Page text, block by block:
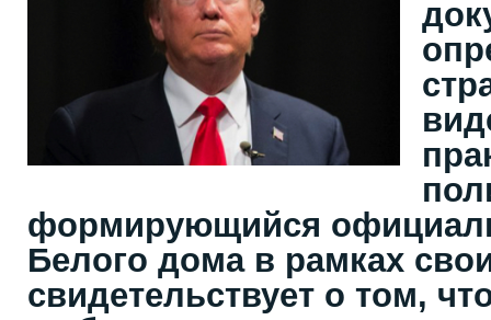
формирующийся
Белого дома в рамках
свидетельствует о том,